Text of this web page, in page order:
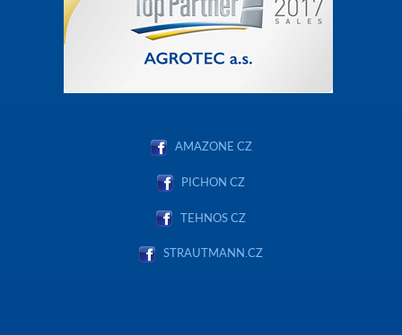
AMAZONE CZ
PICHON CZ
TEHNOS CZ
STRAUTMANN.CZ